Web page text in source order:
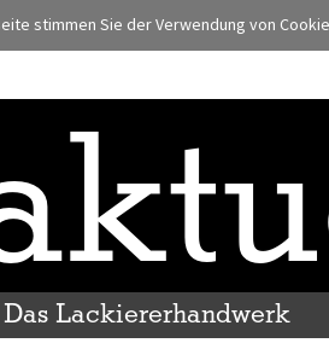
stimmen Sie der Verwendung von
Lackiererhandwerk